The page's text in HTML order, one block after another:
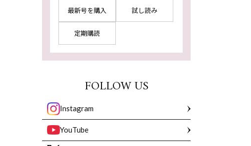
最新号を購入 試し読み
定期購読
FOLLOW US
Instagram
YouTube